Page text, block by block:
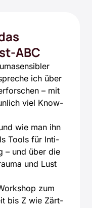
ABC
ich über
– mit
viel Know-
wie man ihn
Tools für Inti­
– und über die
und Lust
zum
bis Z wie Zärt­